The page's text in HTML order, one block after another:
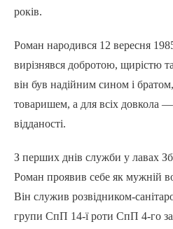
років.
Роман народився 12 вересня
вирізнявся добротою, щирістю
він був надійним сином і
товаришем, а для всіх довкола
відданості.
З перших днів служби у лавах
Роман проявив себе як мужній
Він служив розвідником-
групи СпП 14-ї роти СпП 4-го